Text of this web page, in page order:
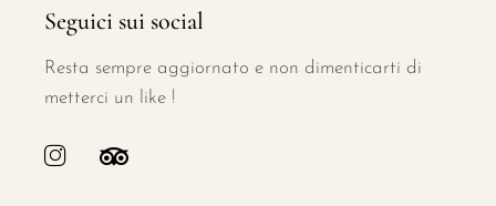
Seguici sui social
Resta sempre aggiornato e non dimenticarti di
metterci un like !